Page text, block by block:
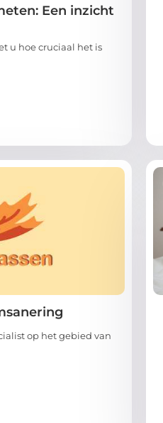
Een inzicht
u hoe cruciaal het is
op het gebied van